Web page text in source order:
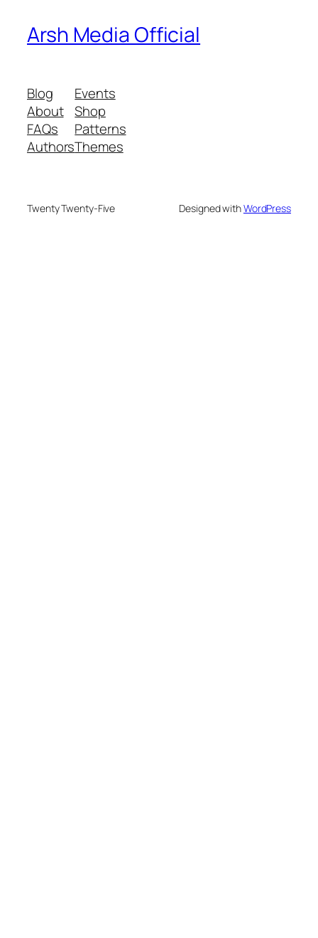
Arsh Media Official
Blog
About
FAQs
Authors
Events
Shop
Patterns
Themes
Twenty Twenty-Five Designed withWordPress